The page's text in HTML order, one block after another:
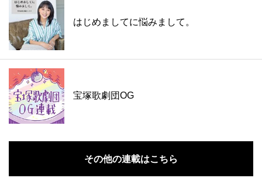
はじめましてに悩みまして。
宝塚歌劇団OG
その他の連載はこちら